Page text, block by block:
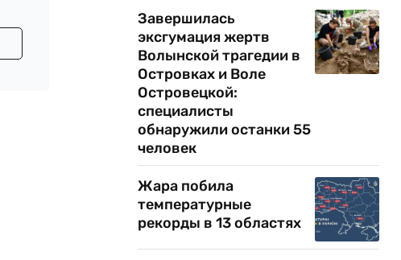
Завершилась
эксгумация жертв
Волынской трагедии в
Островках и Воле
Островецкой:
специалисты
обнаружили останки 55
человек
Жара побила
температурные
рекорды в 13 областях